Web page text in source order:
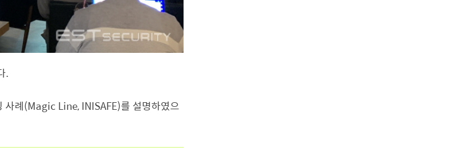
.
사례(Magic Line, INISAFE)를 설명하였으